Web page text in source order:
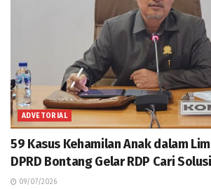
ADVETORIAL
59 Kasus Kehamilan Anak dalam
DPRD Bontang Gelar RDP Cari Solusi
09/07/2026